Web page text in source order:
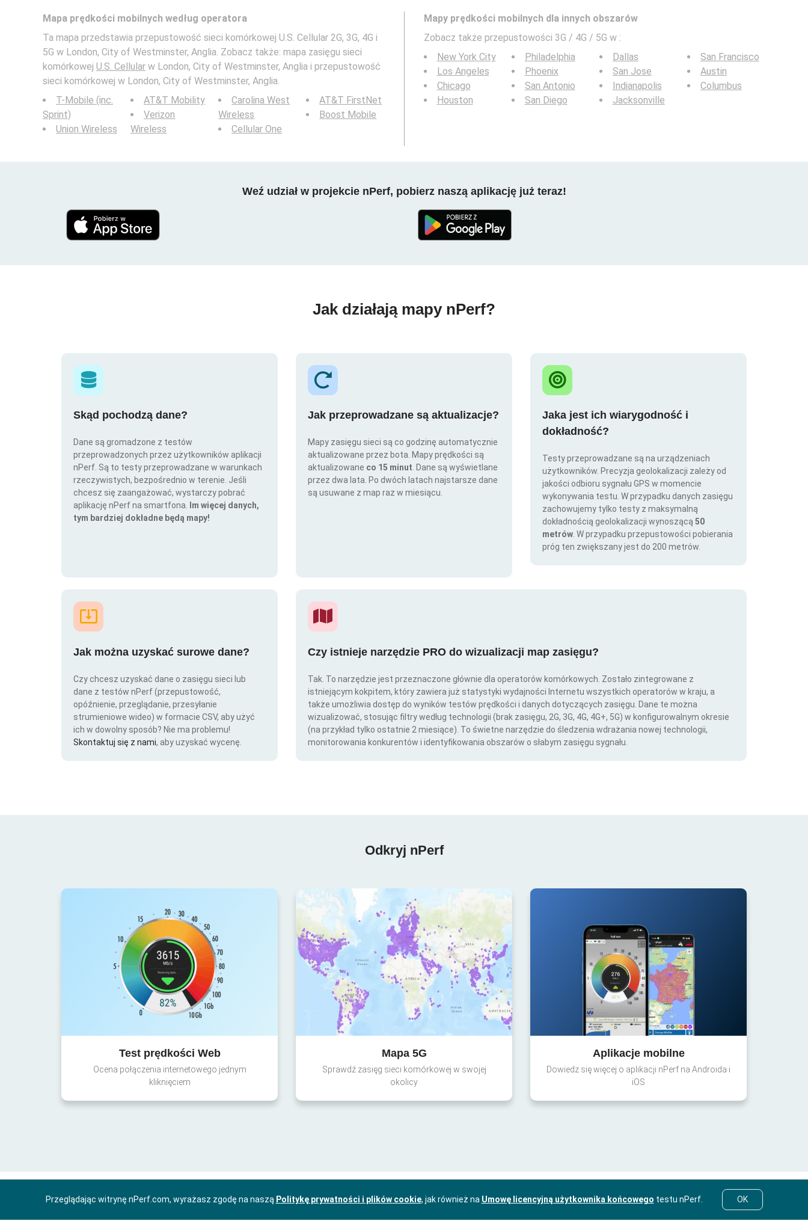
Mapa prędkości mobilnych według operatora
Ta mapa przedstawia przepustowość sieci komórkowej U.S. Cellular 2G, 3G, 4G i
5G w London, City of Westminster, Anglia. Zobacz także: mapa zasięgu sieci
komórkowej U.S. Cellular w London, City of Westminster, Anglia i przepustowość
sieci komórkowej w London, City of Westminster, Anglia.
T-Mobile (inc.
Sprint)
Union Wireless
AT&T Mobility
Verizon
Wireless
Carolina West
Wireless
Cellular One
AT&T FirstNet
Boost Mobile
Mapy prędkości mobilnych dla innych obszarów
Zobacz także przepustowości 3G / 4G / 5G w :
New York City
Los Angeles
Chicago
Houston
Philadelphia
Phoenix
San Antonio
San Diego
Dallas
San Jose
Indianapolis
Jacksonville
San Francisco
Austin
Columbus
Weź udział w projekcie nPerf, pobierz naszą aplikację już teraz!
Jak działają mapy nPerf?
Skąd pochodzą dane?
Dane są gromadzone z testów
przeprowadzonych przez użytkowników aplikacji
nPerf. Są to testy przeprowadzane w warunkach
rzeczywistych, bezpośrednio w terenie. Jeśli
chcesz się zaangażować, wystarczy pobrać
aplikację nPerf na smartfona.
Im więcej danych,
tym bardziej dokładne będą mapy!
Jak przeprowadzane są aktualizacje?
Mapy zasięgu sieci są co godzinę automatycznie
aktualizowane przez bota. Mapy prędkości są
aktualizowane co 15 minut . Dane są wyświetlane
przez dwa lata. Po dwóch latach najstarsze dane
są usuwane z map raz w miesiącu.
Jaka jest ich wiarygodność i
dokładność?
Testy przeprowadzane są na urządzeniach
użytkowników. Precyzja geolokalizacji zależy od
jakości odbioru sygnału GPS w momencie
wykonywania testu. W przypadku danych zasięgu
zachowujemy tylko testy z maksymalną
dokładnością geolokalizacji wynoszącą 50
metrów . W przypadku przepustowości pobierania
próg ten zwiększany jest do 200 metrów.
Jak można uzyskać surowe dane?
Czy chcesz uzyskać dane o zasięgu sieci lub
dane z testów nPerf (przepustowość,
opóźnienie, przeglądanie, przesyłanie
strumieniowe wideo) w formacie CSV, aby użyć
ich w dowolny sposób? Nie ma problemu!
Skontaktuj się z nami, aby uzyskać wycenę.
Czy istnieje narzędzie PRO do wizualizacji map zasięgu?
Tak. To narzędzie jest przeznaczone głównie dla operatorów komórkowych. Zostało zintegrowane z
istniejącym kokpitem, który zawiera już statystyki wydajności Internetu wszystkich operatorów w kraju, a
także umożliwia dostęp do wyników testów prędkości i danych dotyczących zasięgu. Dane te można
wizualizować, stosując filtry według technologii (brak zasięgu, 2G, 3G, 4G, 4G+, 5G) w konfigurowalnym okresie
(na przykład tylko ostatnie 2 miesiące). To świetne narzędzie do śledzenia wdrażania nowej technologii,
monitorowania konkurentów i identyfikowania obszarów o słabym zasięgu sygnału.
Odkryj nPerf
Test prędkości Web
Ocena połączenia internetowego jednym
kliknięciem
Mapa 5G
Sprawdź zasięg sieci komórkowej w swojej
okolicy
Aplikacje mobilne
Dowiedz się więcej o aplikacji nPerf na Androida i
iOS
Przeglądając witrynę nPerf.com, wyrażasz zgodę na naszą Politykę prywatności i plików cookie, jak również na Umowę licencyjną użytkownika końcowego testu nPerf. OK